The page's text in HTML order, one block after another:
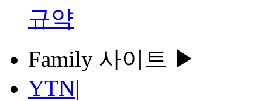
규약
Family 사이트 ▶
YTN|